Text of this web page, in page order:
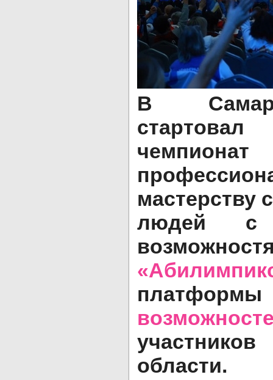
В
мастерству
людей с
платформы
области.